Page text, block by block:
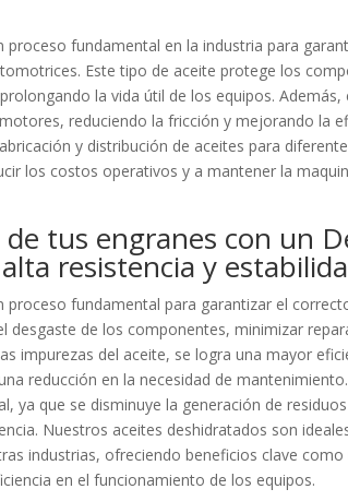
proceso fundamental en la industria para
Este tipo de aceite protege los
la vida útil de los equipos.
reduciendo la fricción y mejorando la
y distribución de aceites para
los costos operativos y a mantener la
tus engranes con un
resistencia y
proceso fundamental para garantizar el
desgaste de los componentes, minimizar
impurezas del aceite, se logra una mayor
reducción en la necesidad de
ya que se disminuye la generación de
Nuestros aceites deshidratados son
industrias, ofreciendo beneficios clave
en el funcionamiento de los equipos.